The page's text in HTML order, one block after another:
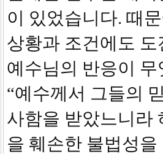
이 있었습니다. 때
상황과 조건에도
예수님의 반응이
“예수께서 그들의
사함을 받았느니라
을 훼손한 불법성